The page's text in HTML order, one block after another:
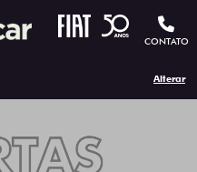
CONTATO
Alterar